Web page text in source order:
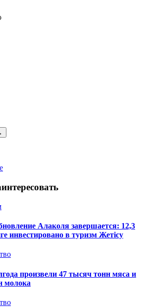
Алаколя завершается: 12,3
инвестировано в туризм Жетісу
произвели 47 тысяч тонн мяса и
молока